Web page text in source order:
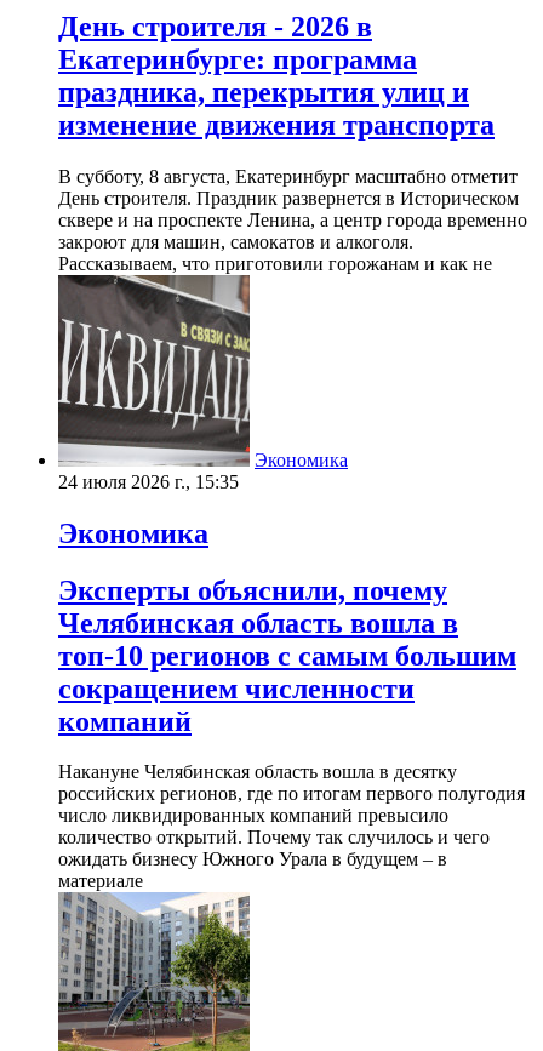
День строителя - 2026 в
Екатеринбурге: программа
праздника, перекрытия улиц и
изменение движения транспорта
В субботу, 8 августа, Екатеринбург масштабно отметит
День строителя. Праздник развернется в Историческом
сквере и на проспекте Ленина, а центр города временно
закроют для машин, самокатов и алкоголя.
Рассказываем, что приготовили горожанам и как не
Экономика
24 июля 2026 г., 15:35
Экономика
Эксперты объяснили, почему
Челябинская область вошла в
топ-10 регионов с самым большим
сокращением численности
компаний
Накануне Челябинская область вошла в десятку
российских регионов, где по итогам первого полугодия
число ликвидированных компаний превысило
количество открытий. Почему так случилось и чего
ожидать бизнесу Южного Урала в будущем – в
материале